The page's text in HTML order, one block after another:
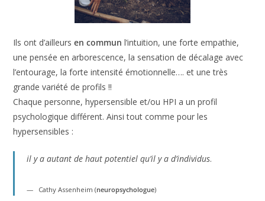
Ils ont d’ailleurs
une pensée en arborescence, la sensation de décalage avec
l’entourage, la forte intensité émotionnelle…. et une très
Chaque personne, hypersensible et/ou HPI a un profil